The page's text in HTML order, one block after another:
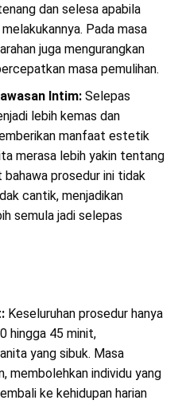
dan selesa apabila
Pada masa
juga mengurangkan
masa pemulihan.
Intim:Selepas
lebih kemas dan
manfaat estetik
merasa lebih yakin tentang
prosedur ini tidak
cantik, menjadikan
semula jadi selepas
Keseluruhan prosedur hanya
hingga 45 minit,
yang sibuk. Masa
membolehkan individu yang
ke kehidupan harian